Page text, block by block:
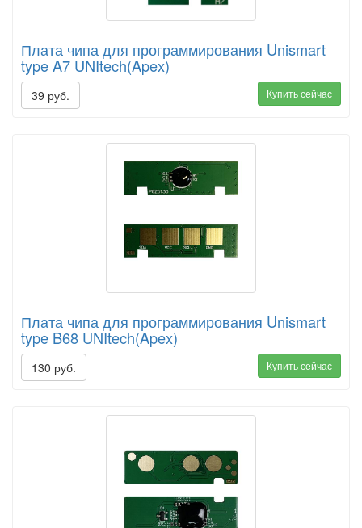
Плата чипа для программирования Unismart
type A7 UNItech(Apex)
39 руб. Купить сейчас
Плата чипа для программирования Unismart
type B68 UNItech(Apex)
130 руб. Купить сейчас